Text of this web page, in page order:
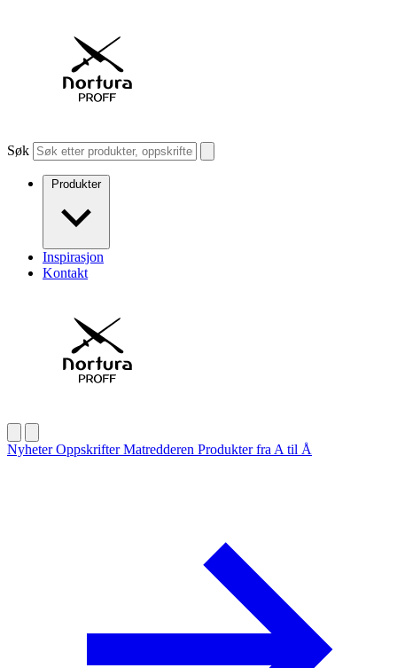
Søk
Produkter
Inspirasjon
Kontakt
NyheterOppskrifterMatredderen Produkter fra A til Å